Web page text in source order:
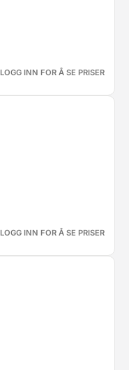
LOGG INN FOR Å SE PRISER
LOGG INN FOR Å SE PRISER